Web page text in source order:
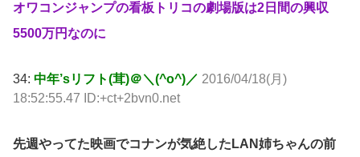
オワコンジャンプの看板トリコの劇場版は2日間の興収
5500万円なのに
34: 中年’sリフト(茸)＠＼(^o^)／ 2016/04/18(月)
18:52:55.47 ID:+ct+2bvn0.net
先週やってた映画でコナンが気絶したLAN姉ちゃんの前